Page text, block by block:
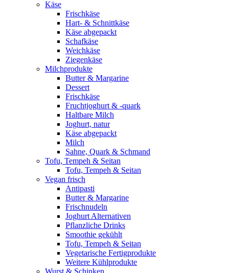
Käse
Frischkäse
Hart- & Schnittkäse
Käse abgepackt
Schafkäse
Weichkäse
Ziegenkäse
Milchprodukte
Butter & Margarine
Dessert
Frischkäse
Fruchtjoghurt & -quark
Haltbare Milch
Joghurt, natur
Käse abgepackt
Milch
Sahne, Quark & Schmand
Tofu, Tempeh & Seitan
Tofu, Tempeh & Seitan
Vegan frisch
Antipasti
Butter & Margarine
Frischnudeln
Joghurt Alternativen
Pflanzliche Drinks
Smoothie gekühlt
Tofu, Tempeh & Seitan
Vegetarische Fertigprodukte
Weitere Kühlprodukte
Wurst & Schinken